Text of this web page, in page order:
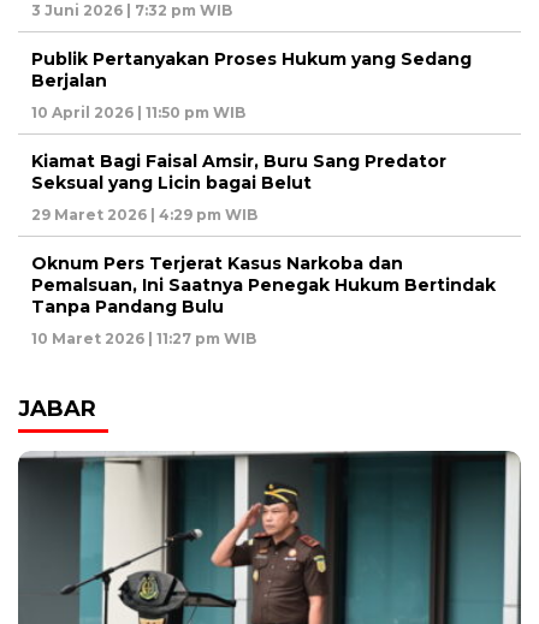
3 Juni 2026 | 7:32 pm WIB
Publik Pertanyakan Proses Hukum yang Sedang
Berjalan
10 April 2026 | 11:50 pm WIB
Kiamat Bagi Faisal Amsir, Buru Sang Predator
Seksual yang Licin bagai Belut
29 Maret 2026 | 4:29 pm WIB
Oknum Pers Terjerat Kasus Narkoba dan
Pemalsuan, Ini Saatnya Penegak Hukum Bertindak
Tanpa Pandang Bulu
10 Maret 2026 | 11:27 pm WIB
JABAR